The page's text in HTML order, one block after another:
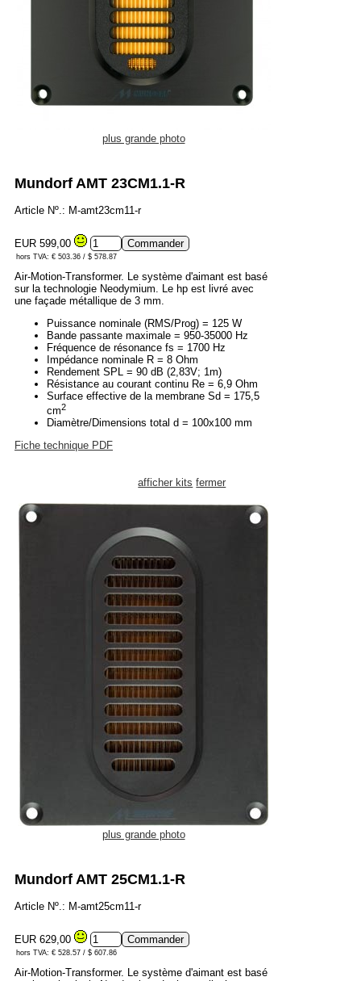
plus grande photo
Mundorf AMT 23CM1.1-R
Article Nº.: M-amt23cm11-r
EUR 599,00
hors TVA: € 503.36 / $ 578.87
Air-Motion-Transformer. Le système d'aimant est basé
sur la technologie Neodymium. Le hp est livré avec
une façade métallique de 3 mm.
Puissance nominale (RMS/Prog) = 125 W
Bande passante maximale = 950-35000 Hz
Fréquence de résonance fs = 1700 Hz
Impédance nominale R = 8 Ohm
Rendement SPL = 90 dB (2,83V; 1m)
Résistance au courant continu Re = 6,9 Ohm
Surface effective de la membrane Sd = 175,5
cm2
Diamètre/Dimensions total d = 100x100 mm
Fiche technique PDF
afficher kits fermer
plus grande photo
Mundorf AMT 25CM1.1-R
Article Nº.: M-amt25cm11-r
EUR 629,00
hors TVA: € 528.57 / $ 607.86
Air-Motion-Transformer. Le système d'aimant est basé